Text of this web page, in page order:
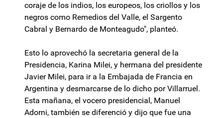
coraje de los indios, los europeos, los criollos y los
negros como Remedios del Valle, el Sargento
Cabral y Bernardo de Monteagudo", planteó.
Esto lo aprovechó la secretaria general de la
Presidencia, Karina Milei, y hermana del presidente
Javier Milei, para ir a la Embajada de Francia en
Argentina y desmarcarse de lo dicho por Villarruel.
Esta mañana, el vocero presidencial, Manuel
Adorni, también se diferenció y dijo que fue una